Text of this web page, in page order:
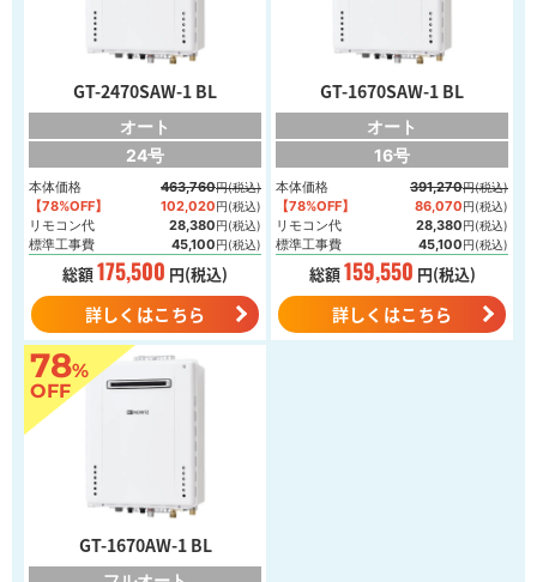
GT-2470SAW-1 BL
オート
24号
本体価格 463,760円(税込)
【78%OFF】 102,020円(税込)
リモコン代 28,380円(税込)
標準工事費 45,100円(税込)
総額175,500 円(税込)
詳しくはこちら
GT-1670SAW-1 BL
オート
16号
本体価格 391,270円(税込)
【78%OFF】 86,070円(税込)
リモコン代 28,380円(税込)
標準工事費 45,100円(税込)
総額159,550 円(税込)
詳しくはこちら
78%
OFF
GT-1670AW-1 BL